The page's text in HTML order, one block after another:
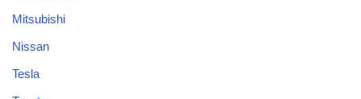
Mitsubishi
Nissan
Tesla